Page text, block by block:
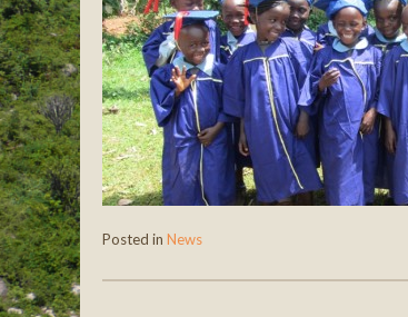
Posted in News